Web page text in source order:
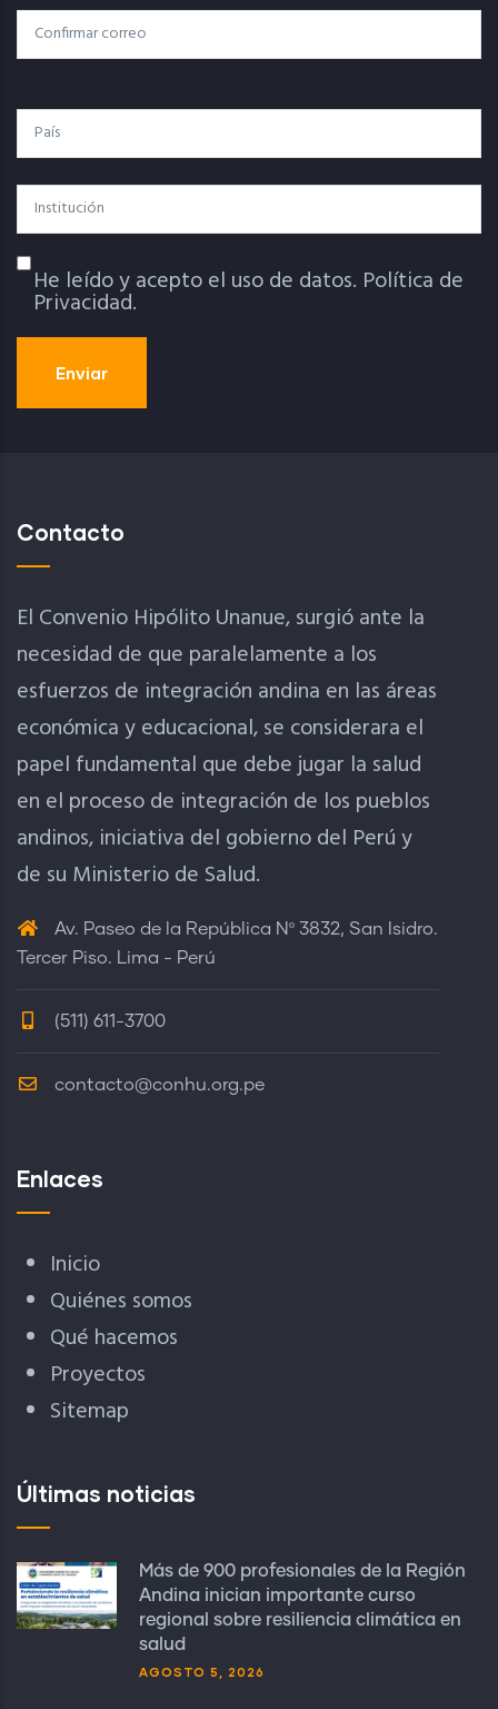
Confirmar Correo
País
Institución
Política De Privacidad
He leído y acepto el uso de datos. Política de
Privacidad.
Contacto
El Convenio Hipólito Unanue, surgió ante la
necesidad de que paralelamente a los
esfuerzos de integración andina en las áreas
económica y educacional, se considerara el
papel fundamental que debe jugar la salud
en el proceso de integración de los pueblos
andinos, iniciativa del gobierno del Perú y
de su Ministerio de Salud.
Av. Paseo de la República Nº 3832, San Isidro.
Tercer Piso. Lima - Perú
(511) 611-3700
contacto@conhu.org.pe
Enlaces
Inicio
Quiénes somos
Qué hacemos
Proyectos
Sitemap
Últimas noticias
Más de 900 profesionales de la Región
Andina inician importante curso
regional sobre resiliencia climática en
salud
AGOSTO 5, 2026